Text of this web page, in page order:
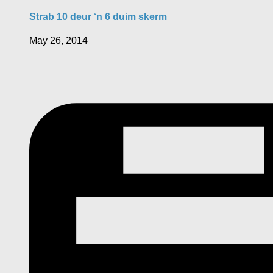
Strab 10 deur ‘n 6 duim skerm
May 26, 2014